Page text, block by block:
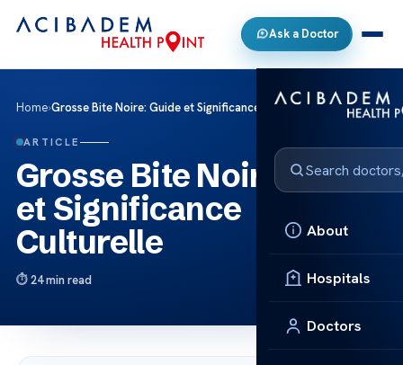
Ask a Doctor
About
Hospitals
Doctors
Home›Grosse Bite Noire: Guide et Significance Culturelle
ARTICLE
Grosse Bite Noire: Guide
et Significance
Culturelle
24 min read